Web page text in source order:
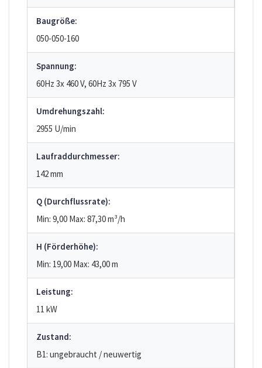
Baugröße:
050-050-160
Spannung:
60Hz 3x 460 V, 60Hz 3x 795 V
Umdrehungszahl:
2955 U/min
Laufraddurchmesser:
142 mm
Q (Durchflussrate):
Min: 9,00 Max: 87,30m³/h
H (Förderhöhe):
Min: 19,00 Max: 43,00m
Leistung:
11 kW
Zustand:
B1: ungebraucht / neuwertig